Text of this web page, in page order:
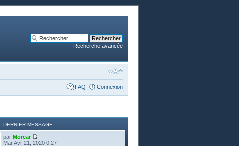
Recherche avancée
FAQ Connexion
DERNIER MESSAGE
parMorcar
Mar Avr 21, 2020 0:27